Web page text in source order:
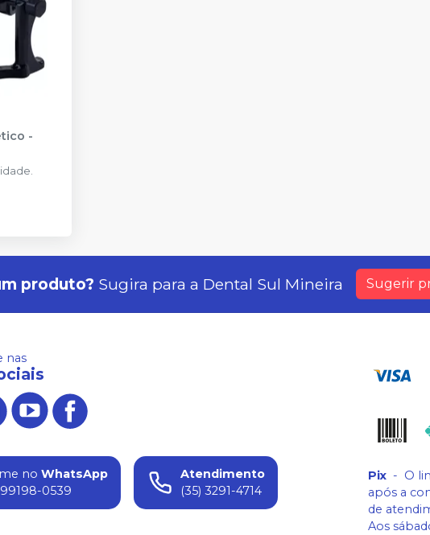
-
produto? Sugira para a Dental Sul Mineira Sugerir
nas
no WhatsApp
99198-0539
Atendimento
(35) 3291-4714
Pix - O
após a
de
Aos